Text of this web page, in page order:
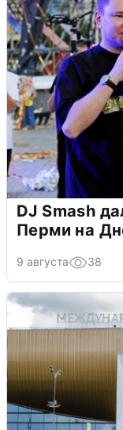
DJ Smash
Перми на
9 августа 38